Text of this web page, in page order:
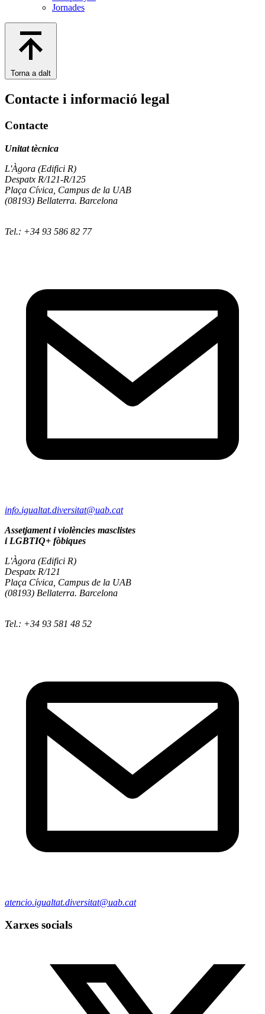
Jornades
Torna a dalt
Contacte i informació legal
Contacte
Unitat tècnica
L'Àgora (Edifici R)
Despatx R/121-R/125
Plaça Cívica, Campus de la UAB
(08193) Bellaterra. Barcelona
Tel.: +34 93 586 82 77
info.igualtat.diversitat@uab.cat
Assetjament i violències masclistes
i LGBTIQ+ fòbiques
L'Àgora (Edifici R)
Despatx R/121
Plaça Cívica, Campus de la UAB
(08193) Bellaterra. Barcelona
Tel.: +34 93 581 48 52
atencio.igualtat.diversitat@uab.cat
Xarxes socials